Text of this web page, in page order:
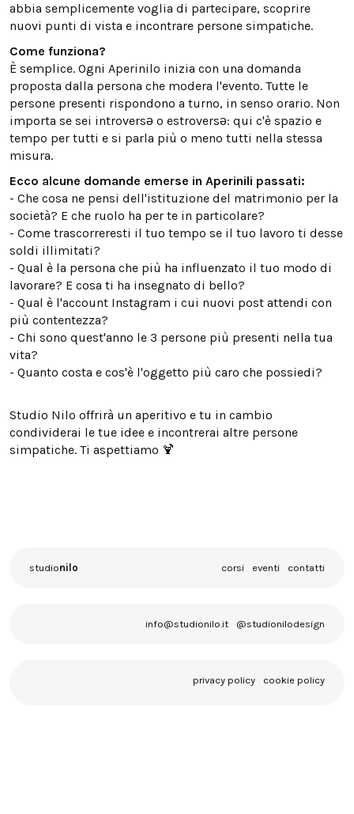
abbia semplicemente voglia di partecipare, scoprire
nuovi punti di vista e incontrare persone simpatiche.
Come funziona?
È semplice. Ogni Aperinilo inizia con una domanda
proposta dalla persona che modera l'evento. Tutte le
persone presenti rispondono a turno, in senso orario. Non
importa se sei introversə o estroversə: qui c'è spazio e
tempo per tutti e si parla più o meno tutti nella stessa
misura.
Ecco alcune domande emerse in Aperinili passati:
- Che cosa ne pensi dell'istituzione del matrimonio per la
società? E che ruolo ha per te in particolare?
- Come trascorreresti il tuo tempo se il tuo lavoro ti desse
soldi illimitati?
- Qual è la persona che più ha influenzato il tuo modo di
lavorare? E cosa ti ha insegnato di bello?
- Qual è l'account Instagram i cui nuovi post attendi con
più contentezza?
- Chi sono quest'anno le 3 persone più presenti nella tua
vita?
- Quanto costa e cos'è l'oggetto più caro che possiedi?
Studio Nilo offrirà un aperitivo e tu in cambio
condividerai le tue idee e incontrerai altre persone
simpatiche. Ti aspettiamo 🍹
studionilo corsi eventi contatti
info@studionilo.it @studionilodesign
privacy policy cookie policy